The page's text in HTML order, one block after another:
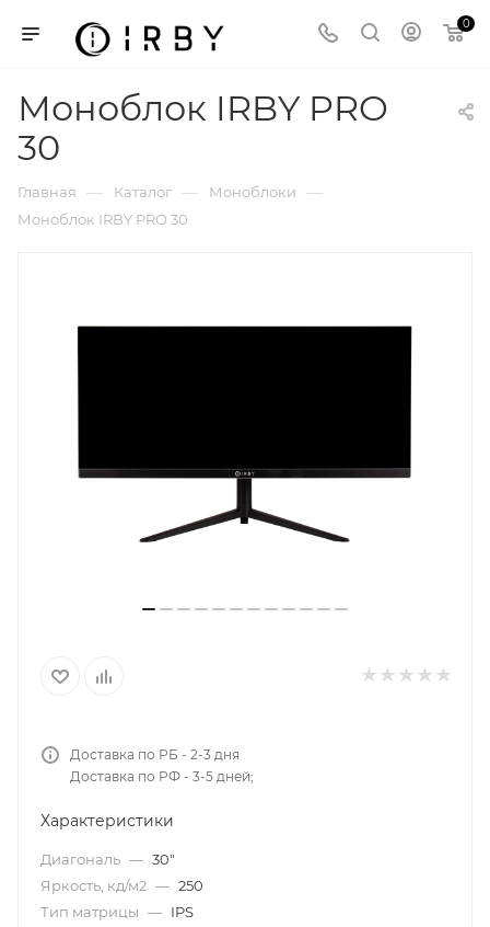
0
Моноблок IRBY PRO
30
Главная — Каталог — Моноблоки —
Моноблок IRBY PRO 30
Доставка по РБ - 2-3 дня
Доставка по РФ - 3-5 дней;
Характеристики
Диагональ — 30"
Яркость, кд/м2 — 250
Тип матрицы — IPS